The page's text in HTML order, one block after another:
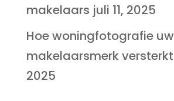
makelaars juli 11, 2025
Hoe woningfotografie uw
makelaarsmerk versterkt
2025